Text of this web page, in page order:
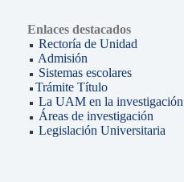
Enlaces destacados
Rectoría de Unidad
Admisión
Sistemas escolares
Trámite Título
La UAM en la investigación
Áreas de investigación
Legislación Universitaria